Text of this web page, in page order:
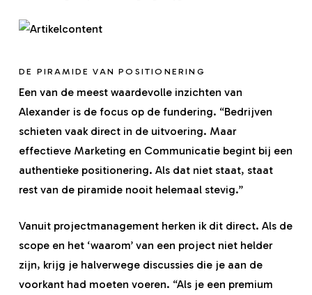
DE PIRAMIDE VAN POSITIONERING
Een van de meest waardevolle inzichten van
Alexander is de focus op de fundering. “Bedrijven
schieten vaak direct in de uitvoering. Maar
effectieve Marketing en Communicatie begint bij een
authentieke positionering. Als dat niet staat, staat
rest van de piramide nooit helemaal stevig.”
Vanuit projectmanagement herken ik dit direct. Als de
scope en het ‘waarom’ van een project niet helder
zijn, krijg je halverwege discussies die je aan de
voorkant had moeten voeren. “Als je een premium